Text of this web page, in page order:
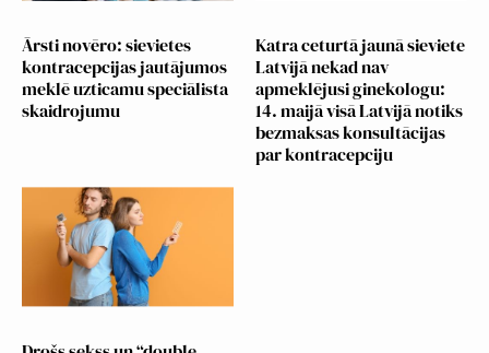
Ārsti novēro: sievietes
kontracepcijas jautājumos
meklē uzticamu speciālista
skaidrojumu
Katra ceturtā jaunā sieviete
Latvijā nekad nav
apmeklējusi ginekologu:
14. maijā visā Latvijā notiks
bezmaksas konsultācijas
par kontracepciju